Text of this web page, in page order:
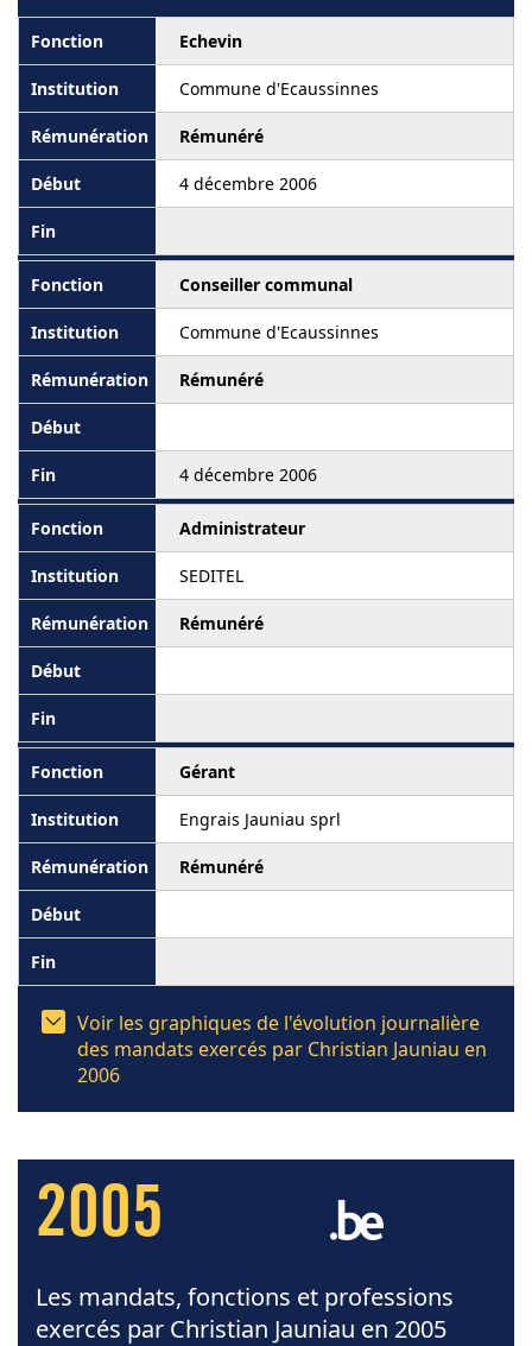
Echevin
Commune d'Ecaussinnes
Rémunéré
4 décembre 2006
Conseiller communal
Commune d'Ecaussinnes
Rémunéré
4 décembre 2006
Administrateur
SEDITEL
Rémunéré
Gérant
Engrais Jauniau sprl
Rémunéré
Voir les graphiques de l'évolution journalière
des mandats exercés par Christian Jauniau en
2006
2005
Les mandats, fonctions et professions
exercés par Christian Jauniau en 2005